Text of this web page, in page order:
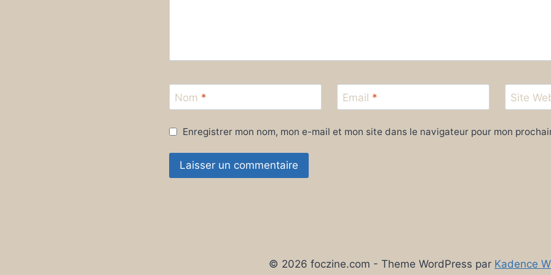
Nom * Email * Site
Enregistrer mon nom, mon e-mail et mon site dans le navigateur pour mon
© 2026 foczine.com - Theme WordPress par Kadence